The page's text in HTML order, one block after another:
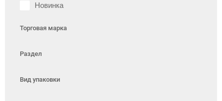
Новинка
Торговая марка
Раздел
Вид упаковки